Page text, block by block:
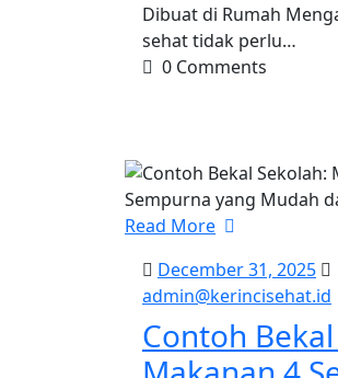
Dibuat di Rumah
sehat tidak perlu…
0 Comments
Read More
December 31, 2025
31,
admin@kerincisehat.id
Contoh